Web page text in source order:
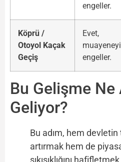
engeller.
Köprü /
Otoyol Kaçak
Geçiş
Evet,
muayeneyi
engeller.
Bu Gelişme Ne
Geliyor?
Bu adım, hem devletin
artırmak hem de
sıkışıklığını